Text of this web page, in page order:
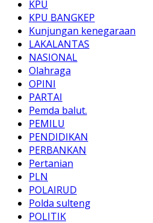
KPU
KPU BANGKEP
Kunjungan kenegaraan
LAKALANTAS
NASIONAL
Olahraga
OPINI
PARTAI
Pemda balut.
PEMILU
PENDIDIKAN
PERBANKAN
Pertanian
PLN
POLAIRUD
Polda sulteng
POLITIK